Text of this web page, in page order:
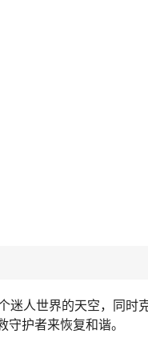
人世界的天空，同时
护者来恢复和谐。